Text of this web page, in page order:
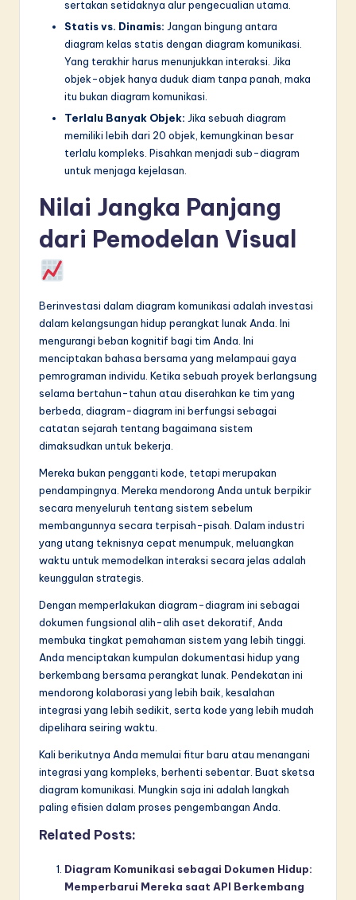
sertakan setidaknya alur pengecualian utama.
Statis vs. Dinamis: Jangan bingung antara
diagram kelas statis dengan diagram komunikasi.
Yang terakhir harus menunjukkan interaksi. Jika
objek-objek hanya duduk diam tanpa panah, maka
itu bukan diagram komunikasi.
Terlalu Banyak Objek: Jika sebuah diagram
memiliki lebih dari 20 objek, kemungkinan besar
terlalu kompleks. Pisahkan menjadi sub-diagram
untuk menjaga kejelasan.
Nilai Jangka Panjang
dari Pemodelan Visual
Berinvestasi dalam diagram komunikasi adalah investasi
dalam kelangsungan hidup perangkat lunak Anda. Ini
mengurangi beban kognitif bagi tim Anda. Ini
menciptakan bahasa bersama yang melampaui gaya
pemrograman individu. Ketika sebuah proyek berlangsung
selama bertahun-tahun atau diserahkan ke tim yang
berbeda, diagram-diagram ini berfungsi sebagai
catatan sejarah tentang bagaimana sistem
dimaksudkan untuk bekerja.
Mereka bukan pengganti kode, tetapi merupakan
pendampingnya. Mereka mendorong Anda untuk berpikir
secara menyeluruh tentang sistem sebelum
membangunnya secara terpisah-pisah. Dalam industri
yang utang teknisnya cepat menumpuk, meluangkan
waktu untuk memodelkan interaksi secara jelas adalah
keunggulan strategis.
Dengan memperlakukan diagram-diagram ini sebagai
dokumen fungsional alih-alih aset dekoratif, Anda
membuka tingkat pemahaman sistem yang lebih tinggi.
Anda menciptakan kumpulan dokumentasi hidup yang
berkembang bersama perangkat lunak. Pendekatan ini
mendorong kolaborasi yang lebih baik, kesalahan
integrasi yang lebih sedikit, serta kode yang lebih mudah
dipelihara seiring waktu.
Kali berikutnya Anda memulai fitur baru atau menangani
integrasi yang kompleks, berhenti sebentar. Buat sketsa
diagram komunikasi. Mungkin saja ini adalah langkah
paling efisien dalam proses pengembangan Anda.
Related Posts:
Diagram Komunikasi sebagai Dokumen Hidup:
Memperbarui Mereka saat API Berkembang